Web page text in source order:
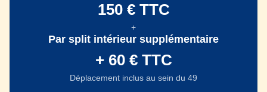
150 € TTC
+
Par split intérieur supplémentaire
+ 60 € TTC
Déplacement inclus au sein du 49